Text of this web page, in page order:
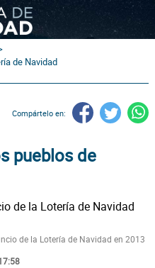
de Navidad
Compártelo en:
pueblos de
de la Lotería de Navidad en 2013